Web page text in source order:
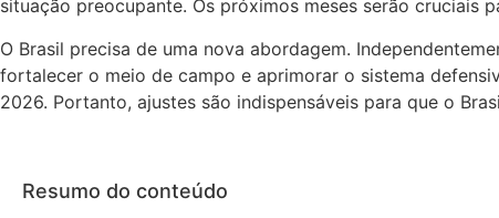
situação preocupante. Os próximos meses serão cruciais
O Brasil precisa de uma nova abordagem.
fortalecer o meio de campo e aprimorar o sistema
2026. Portanto, ajustes são indispensáveis para que o
Resumo do conteúdo